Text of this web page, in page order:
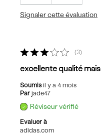
Signaler cette évaluation
3
excellente qualité
Soumisil y a 4 mois
Par jade47
Réviseur vérifié
Evaluer à
adidas.com